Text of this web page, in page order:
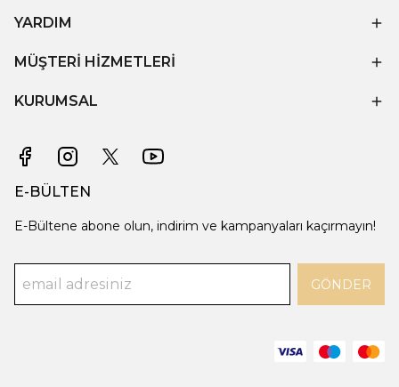
YARDIM
MÜŞTERİ HİZMETLERİ
KURUMSAL
E-BÜLTEN
E-Bültene abone olun, indirim ve kampanyaları kaçırmayın!
GÖNDER